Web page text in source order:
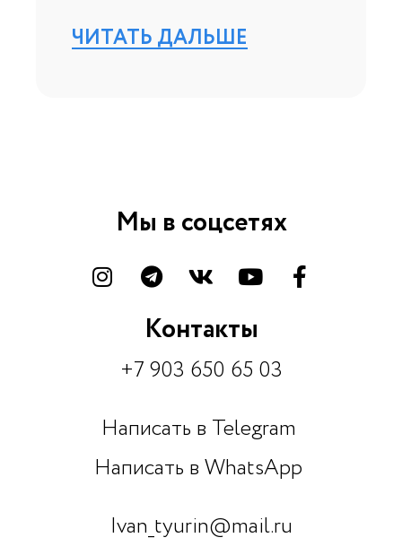
ЧИТАТЬ ДАЛЬШЕ
Мы в соцсетях
Контакты
+7 903 650 65 03
Написать в Telegram
Написать в WhatsApp
Ivan_tyurin@mail.ru